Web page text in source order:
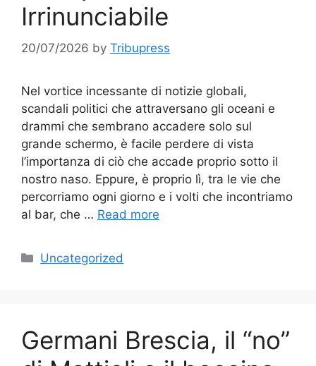
Irrinunciabile
20/07/2026 by Tribupress
Nel vortice incessante di notizie globali,
scandali politici che attraversano gli oceani e
drammi che sembrano accadere solo sul
grande schermo, è facile perdere di vista
l’importanza di ciò che accade proprio sotto il
nostro naso. Eppure, è proprio lì, tra le vie che
percorriamo ogni giorno e i volti che incontriamo
al bar, che … Read more
Categories
Uncategorized
Germani Brescia, il “no”